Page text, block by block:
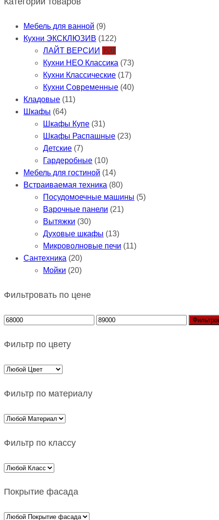
Мебель для ванной (9)
Кухни ЭКСКЛЮЗИВ (122)
ЛАЙТ ВЕРСИИ (20)
Кухни НЕО Классика (73)
Кухни Классические (17)
Кухни Современные (40)
Кладовые (11)
Шкафы (64)
Шкафы Купе (31)
Шкафы Распашные (23)
Детские (7)
Гардеробные (10)
Мебель для гостиной (14)
Встраиваемая техника (80)
Посудомоечные машины (5)
Варочные панели (21)
Вытяжки (30)
Духовые шкафы (13)
Микроволновые печи (11)
Сантехника (20)
Мойки (20)
Фильтровать по цене
Фильтр по цвету
Фильтр по материалу
Фильтр по классу
Покрытие фасада